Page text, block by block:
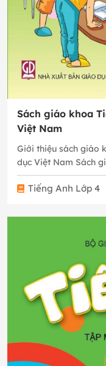
Sách giáo khoa
Việt Nam
Giới thiệu sách giáo
dục Việt Nam Sách
Tiếng Anh Lớp 4